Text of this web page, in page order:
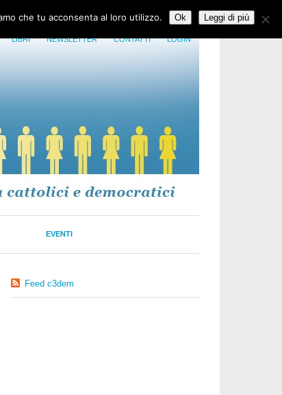
LIBRI NEWSLETTER CONTATTI LOGIN
EVENTI
Feed c3dem
che tu acconsenta al loro utilizzo. Ok Leggi di più